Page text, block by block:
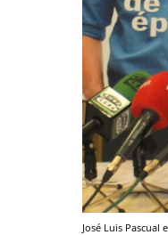
José Luis